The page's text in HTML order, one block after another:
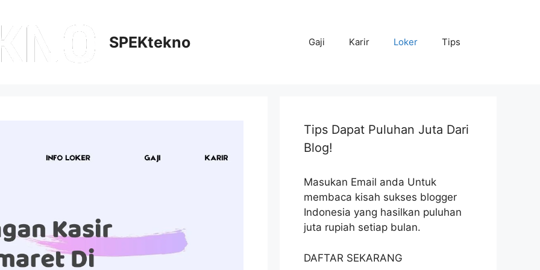
SPEKtekno Gaji Karir Loker Tips
Tips Dapat Puluhan Juta Dari
Blog!
Masukan Email anda Untuk
membaca kisah sukses blogger
Indonesia yang hasilkan puluhan
juta rupiah setiap bulan.
DAFTAR SEKARANG